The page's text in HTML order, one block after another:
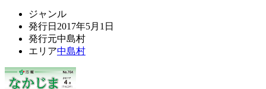
ジャンル
発行日 2017年5月1日
発行元中島村
エリア中島村